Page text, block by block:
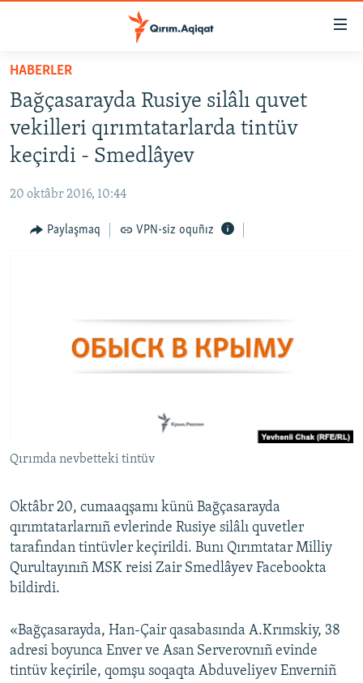
Esas
qaytmaq
Baş
navigatsiyağa
qaytmaq
Qıdıruvğa
SİYASET
İQTİSADİYAT
MEDENİYET
İNSAN AQLARI
QOŞULIÑIZ!
RFE/RS bütün saytları
HABERLER
Bağçasarayda Rusiye silâlı quvet
vekilleri qırımtatarlarda tintüv
keçirdi - Smedlâyev
20 oktâbr 2016, 10:44
Paylaşmaq VPN-siz oquñız
Qırımda nevbetteki tintüv
Oktâbr 20, cumaaqşamı künü Bağçasarayda
qırımtatarlarnıñ evlerinde Rusiye silâlı quvetler
tarafından tintüvler keçirildi. Bunı Qırımtatar Milliy
Qurultayınıñ MSK reisi Zair Smedlâyev Facebookta
bildirdi.
«Bağçasarayda, Han-Çair qasabasında A.Krımskiy, 38
adresi boyunca Enver ve Asan Serverovnıñ evinde
tintüv keçirile, qomşu soqaqta Abduveliyev Enverniñ